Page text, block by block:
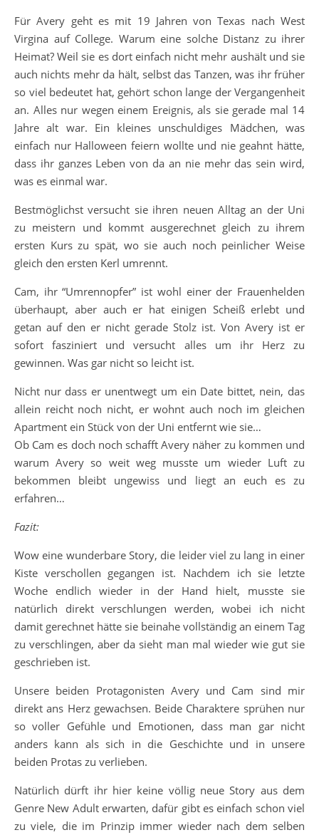
Für Avery geht es mit 19 Jahren von Texas nach West
Virgina auf College. Warum eine solche Distanz zu ihrer
Heimat? Weil sie es dort einfach nicht mehr aushält und sie
auch nichts mehr da hält, selbst das Tanzen, was ihr früher
so viel bedeutet hat, gehört schon lange der Vergangenheit
an. Alles nur wegen einem Ereignis, als sie gerade mal 14
Jahre alt war. Ein kleines unschuldiges Mädchen, was
einfach nur Halloween feiern wollte und nie geahnt hätte,
dass ihr ganzes Leben von da an nie mehr das sein wird,
was es einmal war.
Bestmöglichst versucht sie ihren neuen Alltag an der Uni
zu meistern und kommt ausgerechnet gleich zu ihrem
ersten Kurs zu spät, wo sie auch noch peinlicher Weise
gleich den ersten Kerl umrennt.
Cam, ihr “Umrennopfer” ist wohl einer der Frauenhelden
überhaupt, aber auch er hat einigen Scheiß erlebt und
getan auf den er nicht gerade Stolz ist. Von Avery ist er
sofort fasziniert und versucht alles um ihr Herz zu
gewinnen. Was gar nicht so leicht ist.
Nicht nur dass er unentwegt um ein Date bittet, nein, das
allein reicht noch nicht, er wohnt auch noch im gleichen
Apartment ein Stück von der Uni entfernt wie sie…
Ob Cam es doch noch schafft Avery näher zu kommen und
warum Avery so weit weg musste um wieder Luft zu
bekommen bleibt ungewiss und liegt an euch es zu
erfahren…
Fazit:
Wow eine wunderbare Story, die leider viel zu lang in einer
Kiste verschollen gegangen ist. Nachdem ich sie letzte
Woche endlich wieder in der Hand hielt, musste sie
natürlich direkt verschlungen werden, wobei ich nicht
damit gerechnet hätte sie beinahe vollständig an einem Tag
zu verschlingen, aber da sieht man mal wieder wie gut sie
geschrieben ist.
Unsere beiden Protagonisten Avery und Cam sind mir
direkt ans Herz gewachsen. Beide Charaktere sprühen nur
so voller Gefühle und Emotionen, dass man gar nicht
anders kann als sich in die Geschichte und in unsere
beiden Protas zu verlieben.
Natürlich dürft ihr hier keine völlig neue Story aus dem
Genre New Adult erwarten, dafür gibt es einfach schon viel
zu viele, die im Prinzip immer wieder nach dem selben